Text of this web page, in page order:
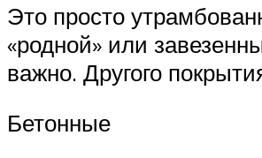
Это просто
«родной» или
важно. Другого
Бетонные